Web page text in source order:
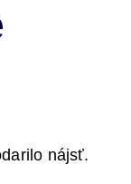
nájsť.